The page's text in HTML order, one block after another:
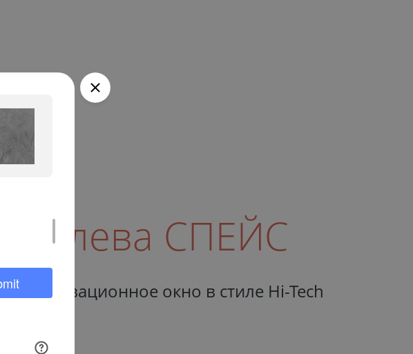
Калева СПЕЙС
Инновационное окно в стиле Hi-Tech